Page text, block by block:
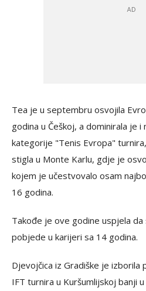
Tea je u septembru osvojila
godina u Češkoj, a dominirala je
kategorije "Tenis Evropa"
stigla u Monte Karlu, gdje je
kojem je učestvovalo osam
16 godina.
Takođe je ove godine uspjela
pobjede u karijeri sa 14 godina.
Djevojčica iz Gradiške je izborila
IFT turnira u Kuršumlijskoj banji